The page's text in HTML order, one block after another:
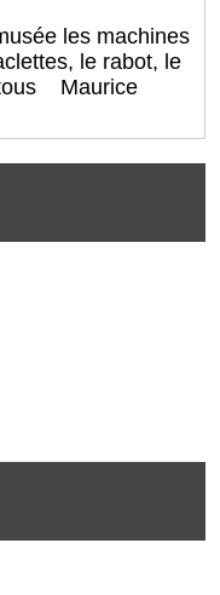
les machines
le rabot, le
tous Maurice